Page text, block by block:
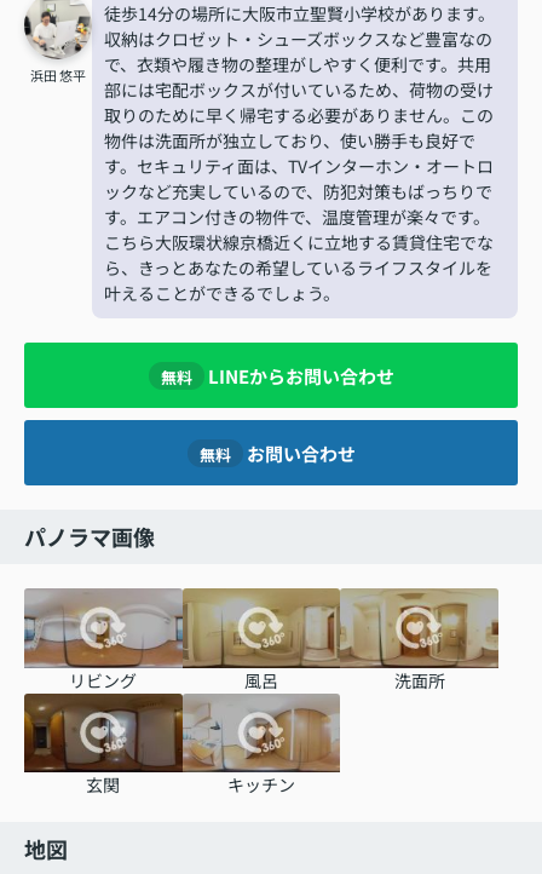
浜田 悠平
徒歩14分の場所に大阪市立聖賢小学校があります。
収納はクロゼット・シューズボックスなど豊富なの
で、衣類や履き物の整理がしやすく便利です。共用
部には宅配ボックスが付いているため、荷物の受け
取りのために早く帰宅する必要がありません。この
物件は洗面所が独立しており、使い勝手も良好で
す。セキュリティ面は、TVインターホン・オートロ
ックなど充実しているので、防犯対策もばっちりで
す。エアコン付きの物件で、温度管理が楽々です。
こちら大阪環状線京橋近くに立地する賃貸住宅でな
ら、きっとあなたの希望しているライフスタイルを
叶えることができるでしょう。
無料 LINEからお問い合わせ
無料 お問い合わせ
パノラマ画像
リビング 風呂 洗面所
玄関 キッチン
地図